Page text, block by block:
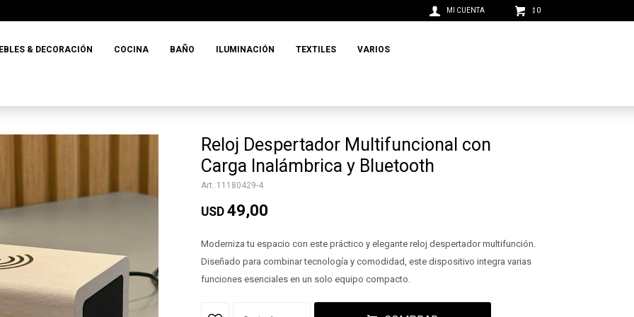
& DECORACIÓN COCINA BAÑO ILUMINACIÓN TEXTILES VARIOS
$ 0
Reloj Despertador Multifuncional con
Carga Inalámbrica y Bluetooth
11180429-4
USD 49,00
Moderniza tu espacio con este práctico y elegante reloj despertador multifunción.
Diseñado para combinar tecnología y comodidad, este dispositivo integra varias
funciones esenciales en un solo equipo compacto.